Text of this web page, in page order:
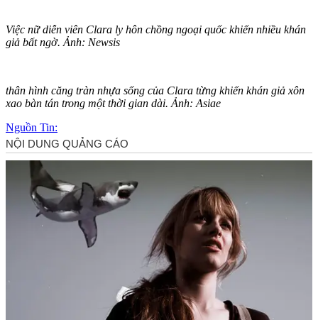
Việc nữ diễn viên Clara ly hôn chồng ngoại quốc khiến nhiều khán
giả bất ngờ. Ảnh: Newsis
thâ‌n hìn‌h căng tràn nhựa sống của Clara từng khiến khán giả xôn
xao bàn tán trong một thời gian dài. Ảnh: Asiae
Nguồn Tin: